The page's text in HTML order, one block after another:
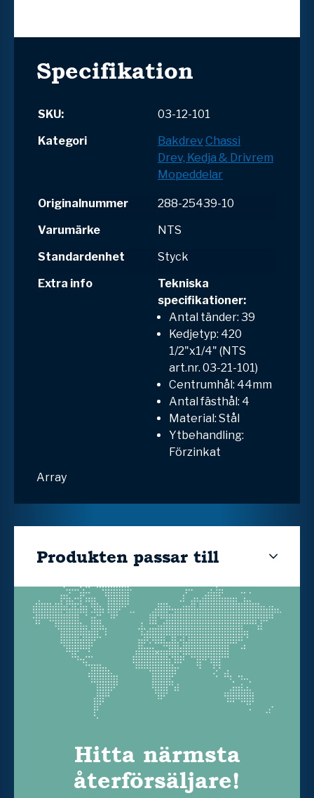
Specifikation
SKU:
03-12-101
Kategori
BakdrevChassi
Drev, Kedja & Drivrem
Mopeddelar
Originalnummer
288-25439-10
Varumärke
NTS
Standardenhet
Styck
Extra info
Tekniska
specifikationer:
Antal tänder: 39
Kedjetyp: 420
1/2"x1/4" (NTS
art.nr. 03-21-101)
Centrumhål: 44mm
Antal fästhål: 4
Material: Stål
Ytbehandling:
Förzinkat
Array
Produkten passar till
Hitta närmsta
återförsäljare!